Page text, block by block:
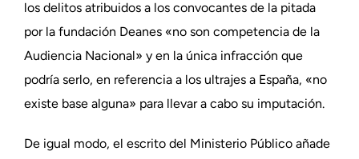
los delitos atribuidos a los convocantes de la pitada
por la fundación Deanes «no son competencia de la
Audiencia Nacional» y en la única infracción que
podría serlo, en referencia a los ultrajes a España, «no
existe base alguna» para llevar a cabo su imputación.
De igual modo, el escrito del Ministerio Público añade